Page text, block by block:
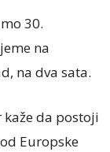
30.
na
na dva sata.
da postoji
Europske